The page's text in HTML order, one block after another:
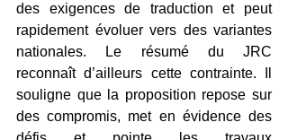
des exigences de traduction et peut
rapidement évoluer vers des variantes
nationales. Le résumé du JRC
reconnaît d’ailleurs cette contrainte. Il
souligne que la proposition repose sur
des compromis, met en évidence des